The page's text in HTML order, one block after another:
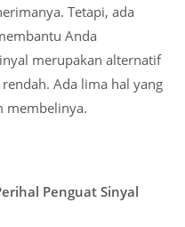
Tetapi, ada
Anda
merupakan alternatif
Ada lima hal yang
membelinya.
Penguat Sinyal